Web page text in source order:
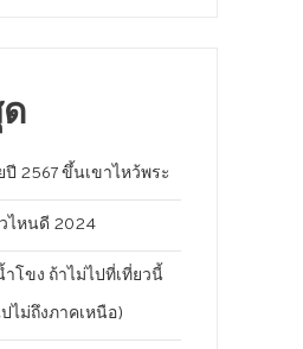
2567 ขึ้นเขาไหว้พระ
ไหนดี 2024
โขง ถ้าไม่ไปที่เที่ยวนี้
ไม่ถึงภาคเหนือ)